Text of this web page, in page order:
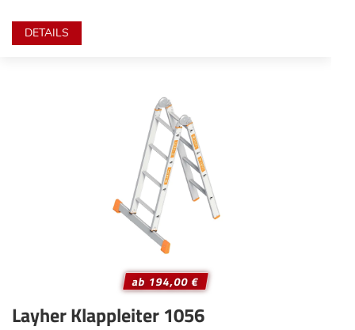
DETAILS
ab 194,00 €
Layher Klappleiter 1056